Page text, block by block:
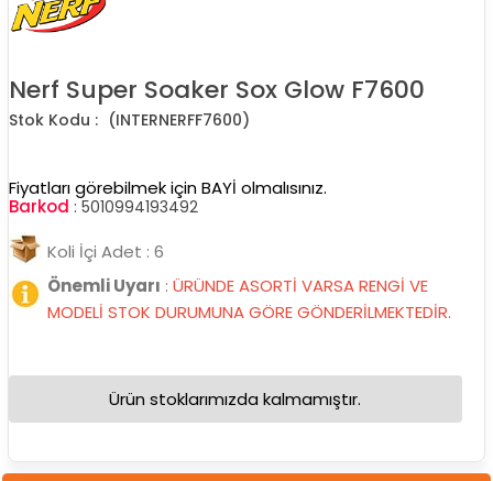
Nerf Super Soaker Sox Glow F7600
(INTERNERFF7600)
Fiyatları görebilmek için BAYİ olmalısınız.
Barkod : 5010994193492
Koli İçi Adet : 6
Önemli Uyarı : ÜRÜNDE ASORTİ VARSA RENGİ VE
MODELİ STOK DURUMUNA GÖRE GÖNDERİLMEKTEDİR.
Ürün stoklarımızda kalmamıştır.